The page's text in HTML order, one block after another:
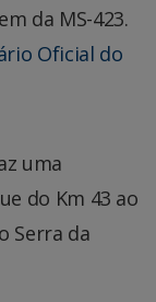
da MS-423.
Oficial do
uma
do Km 43 ao
Serra da